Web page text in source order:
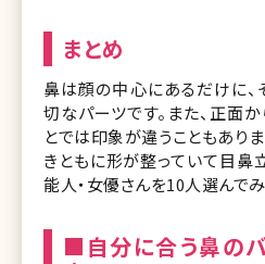
まとめ
鼻は顔の中心にあるだけに
切なパーツです。また、正面
とでは印象が違うこともあり
きともに形が整っていて目鼻
能人・女優さんを10人選んでみ
■自分に合う鼻の